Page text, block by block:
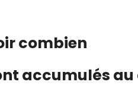
combien
accumulés au